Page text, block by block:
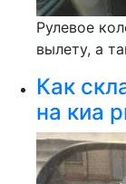
Рулевое
вылету, а
Как
на киа